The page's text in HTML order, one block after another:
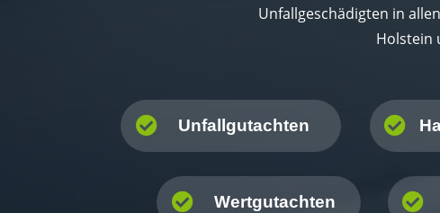
Unfallgeschädigten in
Holstein
 Unfallgutachten 
 Wertgutachten 